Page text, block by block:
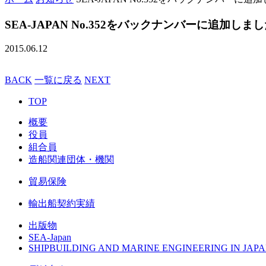
SEA-JAPAN No.352をバックナンバーに追加しまし
2015.06.12
BACK 一覧に戻る NEXT
TOP
概要
役員
組合員
造船関連団体・機関
貿易保険
輸出船契約実績
出版物
SEA-Japan
SHIPBUILDING AND MARINE ENGINEERING IN